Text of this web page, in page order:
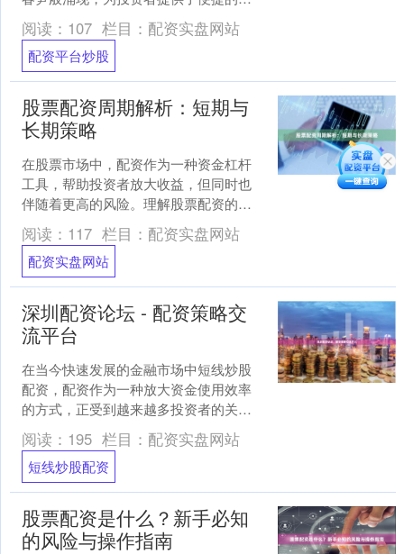
杆交易渠道。这些平台通过互联网技
术，将传统的配资业务搬到线....
阅读： 107 栏目： 配资实盘网站
配资平台炒股
股票配资周期解析：短期与
长期策略
在股票市场中，配资作为一种资金杠杆
工具，帮助投资者放大收益，但同时也
伴随着更高的风险。理解股票配资的周
期配资实盘网站，并根据自身情况选择
合适的短期或长期策略，是....
阅读： 117 栏目： 配资实盘网站
配资实盘网站
深圳配资论坛 - 配资策略交
流平台
在当今快速发展的金融市场中短线炒股
配资，配资作为一种放大资金使用效率
的方式，正受到越来越多投资者的关
注。深圳作为中国金融创新的前沿城
市，汇聚了大量专业的配资机构....
阅读： 195 栏目： 配资实盘网站
短线炒股配资
股票配资是什么？新手必知
的风险与操作指南